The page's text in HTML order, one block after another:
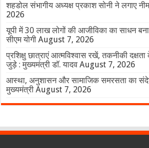
शहडोल संभागीय अध्यक्ष प्रकाश सोनी ने लगाए
2026
यूपी में 30 लाख लोगों की आजीविका का साधन
सीएम योगी August 7, 2026
प्रशिक्षु छात्राएं आत्मविश्वास रखें, तकनीकी
जुड़े : मुख्यमंत्री डॉ. यादव August 7, 2026
आस्था, अनुशासन और सामाजिक समरसता का
मुख्यमंत्री August 7, 2026